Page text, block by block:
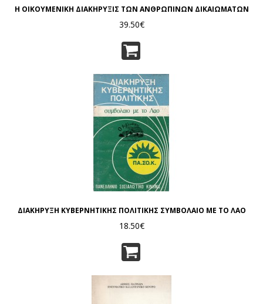
Η ΟΙΚΟΥΜΕΝΙΚΗ ΔΙΑΚΗΡΥΞΙΣ ΤΩΝ ΑΝΘΡΩΠΙΝΩΝ ΔΙΚΑΙΩΜΑΤΩΝ
39.50€
ΔΙΑΚΗΡΥΞΗ ΚΥΒΕΡΝΗΤΙΚΗΣ ΠΟΛΙΤΙΚΗΣ ΣΥΜΒΟΛΑΙΟ ΜΕ ΤΟ ΛΑΟ
18.50€